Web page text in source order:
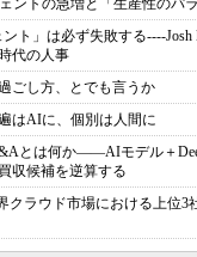
ト」は必ず失敗する----Josh
代の人事
ごし方、とでも言うか
はAIに、個別は人間に
とは何か――AIモデル＋
収候補を逆算する
クラウド市場における上位3